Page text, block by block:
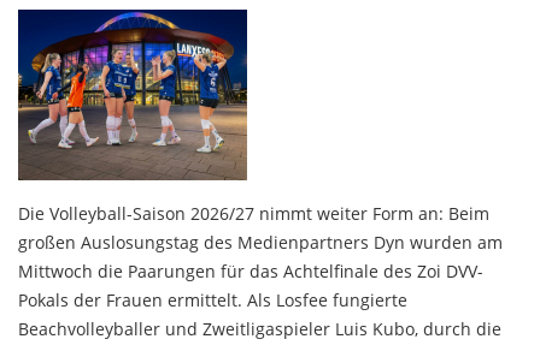
Die Volleyball-Saison 2026/27 nimmt weiter Form an: Beim
großen Auslosungstag des Medienpartners Dyn wurden am
Mittwoch die Paarungen für das Achtelfinale des Zoi DVV-
Pokals der Frauen ermittelt. Als Losfee fungierte
Beachvolleyballer und Zweitligaspieler Luis Kubo, durch die